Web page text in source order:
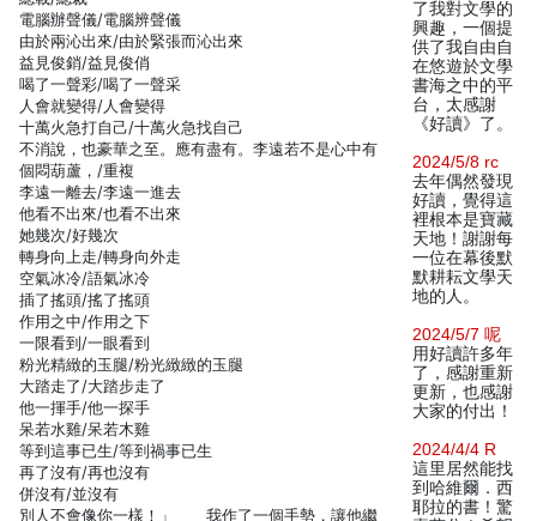
電腦辦聲儀/電腦辨聲儀
由於兩沁出來/由於緊張而沁出來
益見俊銷/益見俊俏
喝了一聲彩/喝了一聲采
人會就變得/人會變得
十萬火急打自己/十萬火急找自己
不消說，也豪華之至。應有盡有。李遠若不是心中有
個悶葫蘆，/重複
李遠一離去/李遠一進去
他看不出來/也看不出來
她幾次/好幾次
轉身向上走/轉身向外走
空氣冰冷/語氣冰冷
插了搖頭/搖了搖頭
作用之中/作用之下
一限看到/一眼看到
粉光精緻的玉腿/粉光緻緻的玉腿
大踏走了/大踏步走了
他一揮手/他一探手
呆若水雞/呆若木雞
等到這事已生/等到禍事已生
再了沒有/再也沒有
併沒有/並沒有
別人不會像你一樣！」 我作了一個手勢，讓他繼
了我對文學的
興趣，一個提
供了我自由自
在悠遊於文學
書海之中的平
台，太感謝
《好讀》了。
2024/5/8 rc
去年偶然發現
好讀，覺得這
裡根本是寶藏
天地！謝謝每
一位在幕後默
默耕耘文學天
地的人。
2024/5/7 呢
用好讀許多年
了，感謝重新
更新，也感謝
大家的付出！
2024/4/4 R
這里居然能找
到哈維爾．西
耶拉的書！驚